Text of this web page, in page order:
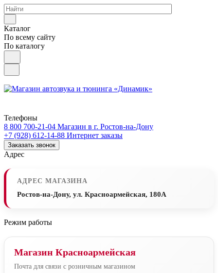
Каталог
По всему сайту
По каталогу
Телефоны
8 800 700-21-04 Магазин в г. Ростов-на-Дону
+7 (928) 612-14-88 Интернет заказы
Заказать звонок
Адрес
АДРЕС МАГАЗИНА
Ростов-на-Дону, ул. Красноармейская, 180А
Режим работы
Магазин Красноармейская
Почта для связи с розничным магазином